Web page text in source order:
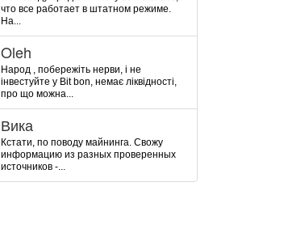
что все работает в штатном режиме.
На...
Oleh
Народ , побережіть нерви, і не
інвестуйте у Bit bon, немає ліквідності,
про що можна...
Вика
Кстати, по поводу майнинга. Свожу
информацию из разных проверенных
источников -...